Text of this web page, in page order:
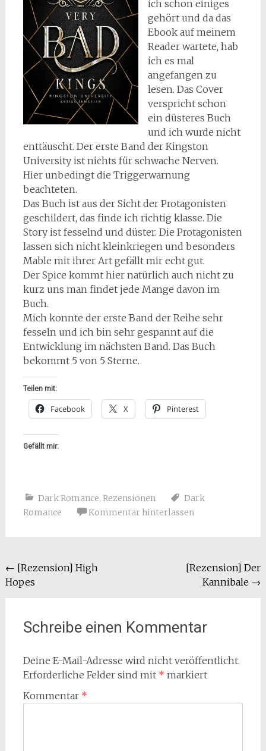
ich schon einiges
gehört und da das
Ebook auf meinem
Reader wartete, hab
ich es mal
angefangen zu
lesen. Das Cover
verspricht schon
ein düsteres Buch
und ich wurde nicht
enttäuscht. Der erste Band der Kingston
University ist nichts für schwache Nerven.
Hier unbedingt die Triggerwarnung
beachteten.
Das Buch ist aus der Sicht der Protagonisten
geschildert, das finde ich richtig klasse. Die
Story ist fesselnd und düster. Die Protagonisten
lassen sich nicht kleinkriegen und besonders
Mable mit ihrer Art gefällt mir echt gut.
Der Spice kommt hier natürlich auch nicht zu
kurz uns man findet jede Mange davon im
Buch.
Mich konnte der erste Band der Reihe sehr
fesseln und ich bin sehr gespannt auf die
Entwicklung im nächsten Band. Das Buch
bekommt 5 von 5 Sterne.
Teilen mit:
Facebook X Pinterest
Gefällt mir:
Dark Romance, Rezensionen
Dark
Romance
Kommentar hinterlassen
Beitragsnavigation
← [Rezension] High
Hopes
[Rezension] Der
Kannibale →
Schreibe einen Kommentar
Deine E-Mail-Adresse wird nicht veröffentlicht.
Erforderliche Felder sind mit * markiert
Kommentar *